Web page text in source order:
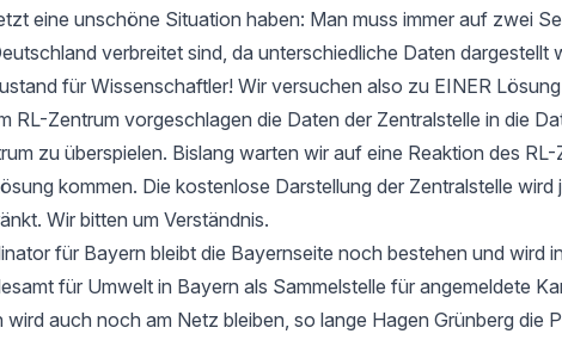
eine unschöne Situation haben: Man muss immer auf zwei
verbreitet sind, da unterschiedliche Daten dargestellt
für Wissenschaftler! Wir versuchen also zu EINER
RL-Zentrum vorgeschlagen die Daten der Zentralstelle in die
zu überspielen. Bislang warten wir auf eine Reaktion des
kommen. Die kostenlose Darstellung der Zentralstelle wird
Wir bitten um Verständnis.
für Bayern bleibt die Bayernseite noch bestehen und wird
für Umwelt in Bayern als Sammelstelle für angemeldete
wird auch noch am Netz bleiben, so lange Hagen Grünberg die